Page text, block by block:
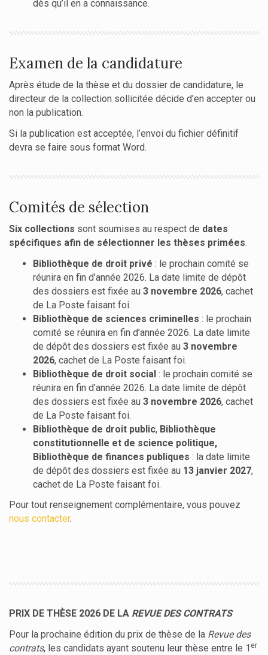
dès qu’il en a connaissance.
Examen de la candidature
Après étude de la thèse et du dossier de candidature, le
directeur de la collection sollicitée décide d’en accepter ou
non la publication.
Si la publication est acceptée, l’envoi du fichier définitif
devra se faire sous format Word.
Comités de sélection
Six collections sont soumises au respect de dates
spécifiques afin de sélectionner les thèses primées.
Bibliothèque de droit privé : le prochain comité se
réunira en fin d’année 2026. La date limite de dépôt
des dossiers est fixée au 3 novembre 2026, cachet
de La Poste faisant foi.
Bibliothèque de sciences criminelles : le prochain
comité se réunira en fin d’année 2026. La date limite
de dépôt des dossiers est fixée au 3 novembre
2026, cachet de La Poste faisant foi.
Bibliothèque de droit social : le prochain comité se
réunira en fin d’année 2026. La date limite de dépôt
des dossiers est fixée au 3 novembre 2026, cachet
de La Poste faisant foi.
Bibliothèque de droit public, Bibliothèque
constitutionnelle et de science politique,
Bibliothèque de finances publiques : la date limite
de dépôt des dossiers est fixée au 13 janvier 2027,
cachet de La Poste faisant foi.
Pour tout renseignement complémentaire, vous pouvez
nous contacter.
PRIX DE THÈSE 2026 DE LA REVUE DES CONTRATS
Pour la prochaine édition du prix de thèse de la Revue des
contrats, les candidats ayant soutenu leur thèse entre le 1 er